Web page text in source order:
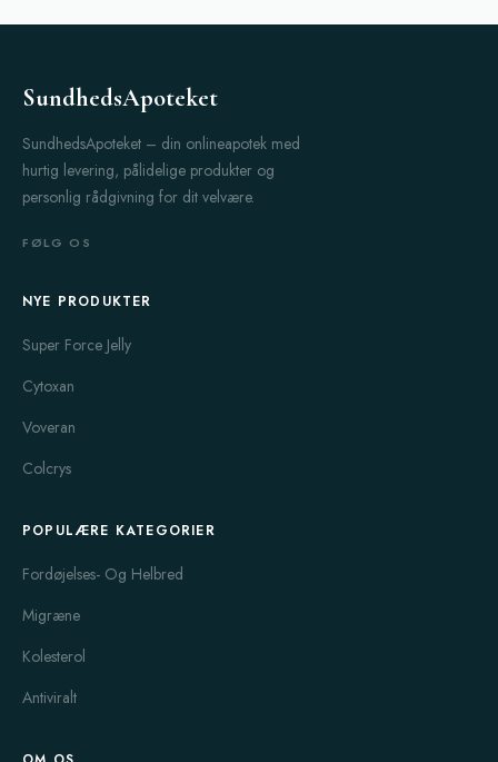
SundhedsApoteket
SundhedsApoteket – din onlineapotek med
hurtig levering, pålidelige produkter og
personlig rådgivning for dit velvære.
FØLG OS
NYE PRODUKTER
Super Force Jelly
Cytoxan
Voveran
Colcrys
POPULÆRE KATEGORIER
Fordøjelses- Og Helbred
Migræne
Kolesterol
Antiviralt